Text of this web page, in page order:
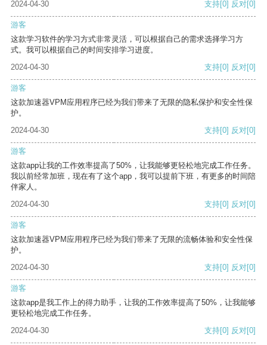
2024-04-30 支持[0] 反对[0]
游客
这款学习软件的学习方式非常灵活，可以根据自己的需求选择学习方
式。我可以根据自己的时间安排学习进度。
2024-04-30
支持[0] 反对[0]
游客
这款加速器VPM应用程序已经为我们带来了无限的隐私保护和安全性保
护。
2024-04-30
支持[0] 反对[0]
游客
这款app让我的工作效率提高了50%，让我能够更轻松地完成工作任务。
我以前经常加班，现在有了这个app，我可以提前下班，有更多的时间陪
伴家人。
2024-04-30
支持[0] 反对[0]
游客
这款加速器VPM应用程序已经为我们带来了无限的流畅体验和安全性保
护。
2024-04-30
支持[0] 反对[0]
游客
这款app是我工作上的得力助手，让我的工作效率提高了50%，让我能够
更轻松地完成工作任务。
2024-04-30
支持[0] 反对[0]